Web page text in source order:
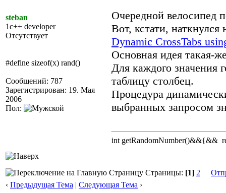
steban
1c++ developer
Отсутствует
#define sizeof(x) rand()
Сообщений: 787
Зарегистрирован: 19. Мая
2006
Пол:
Очередной велосипед
Вот, кстати,
Dynamic CrossTabs
Основная идея такая-
Для каждого значения
таблицу столбец.
Процедура
выбранных запросом
int getRandomNumber()&&{&&
Страницы: [1] 2
‹ Предыдущая Тема | Следующая Тема ›